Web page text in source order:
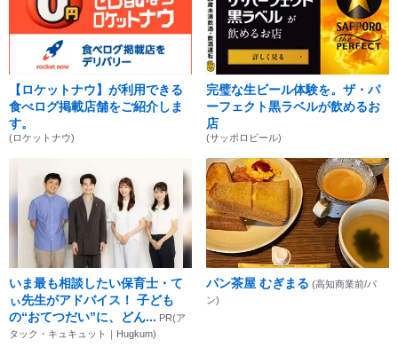
【ロケットナウ】が利用できる
食べログ掲載店舗をご紹介しま
す。
(ロケットナウ)
完璧な生ビール体験を。ザ・パ
ーフェクト黒ラベルが飲めるお
店
(サッポロビール)
いま最も相談したい保育士・て
ぃ先生がアドバイス！ 子ども
の“おてつだい”に、どん... PR(ア
タック・キュキュット｜Hugkum)
パン茶屋 むぎまる (高知商業前/パ
ン)